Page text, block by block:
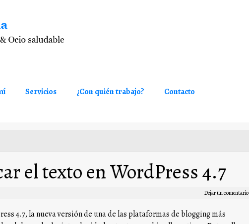
Servicios ¿Con quién trabajo? Contacto
el texto en WordPress 4.7
Dejar un comentario
4.7, la nueva versión de una de las plataformas de blogging más